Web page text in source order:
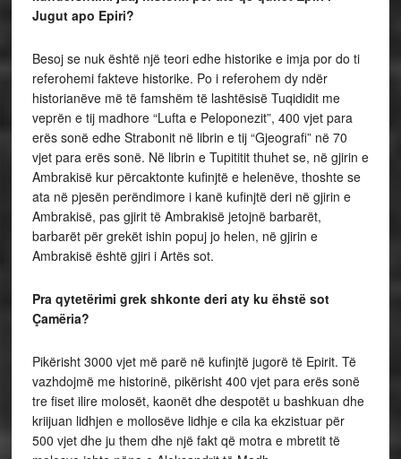
Jugut apo Epiri?
Besoj se nuk është një teori edhe historike e imja por do ti
referohemi fakteve historike. Po i referohem dy ndër
historianëve më të famshëm të lashtësisë Tuqididit me
veprën e tij madhore “Lufta e Peloponezit”, 400 vjet para
erës sonë edhe Strabonit në librin e tij “Gjeografi” në 70
vjet para erës sonë. Në librin e Tupititit thuhet se, në gjirin e
Ambrakisë kur përcaktonte kufinjtë e helenëve, thoshte se
ata në pjesën perëndimore i kanë kufinjtë deri në gjirin e
Ambrakisë, pas gjirit të Ambrakisë jetojnë barbarët,
barbarët për grekët ishin popuj jo helen, në gjirin e
Ambrakisë është gjiri i Artës sot.
Pra qytetërimi grek shkonte deri aty ku ëhstë sot
Çamëria?
Pikërisht 3000 vjet më parë në kufinjtë jugorë të Epirit. Të
vazhdojmë me historinë, pikërisht 400 vjet para erës sonë
tre fiset ilire molosët, kaonët dhe despotët u bashkuan dhe
kriijuan lidhjen e mollosëve lidhje e cila ka ekzistuar për
500 vjet dhe ju them dhe një fakt që motra e mbretit të